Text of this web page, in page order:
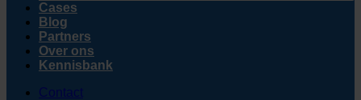
Cases
Blog
Partners
Over ons
Kennisbank
Contact